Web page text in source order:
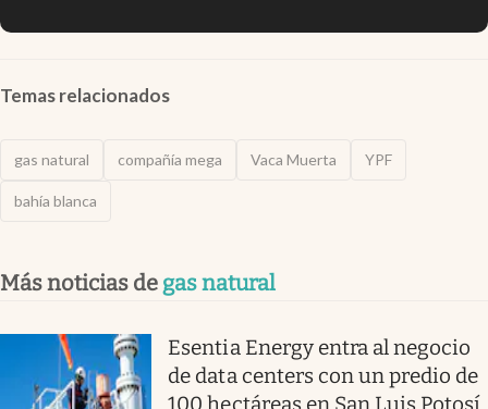
Temas relacionados
gas natural compañía mega Vaca Muerta YPF
bahía blanca
Más noticias de gas natural
Esentia Energy entra al negocio
de data centers con un predio de
100 hectáreas en San Luis Potosí